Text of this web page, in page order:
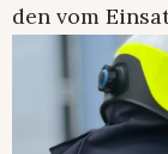
den vom